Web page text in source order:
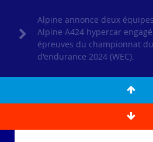
Alpine annonce deux
Alpine A424 hypercar
épreuves du championnat
d'endurance 2024 (WEC).